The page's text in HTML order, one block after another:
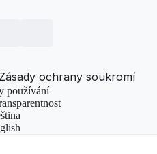
Zásady ochrany soukromí
používání